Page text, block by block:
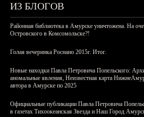
ИЗ БЛОГОВ
Районная библиотека в Амурске уничтожена. На
Островского в Комсомольске?!
Голая вечеринка Роснано 2015г. Итог.
Новые находки Павла Петровича Попельского:
аномальные явления, Неизвестная карта
автора в Амурске по 2025
Официальные публикации Павла Петровича
в газетах Тихоокеанская Звезда и Наш Город